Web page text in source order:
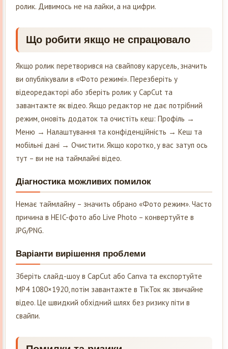
ролик. Дивимось не на лайки, а на цифри.
Що робити якщо не спрацювало
Якщо ролик перетворився на свайпову карусель, значить
ви опублікували в «Фото режимі». Перезберіть у
відеоредакторі або зберіть ролик у CapCut та
завантажте як відео. Якщо редактор не дає потрібний
режим, оновіть додаток та очистіть кеш: Профіль →
Меню → Налаштування та конфіденційність → Кеш та
мобільні дані → Очистити. Якщо коротко, у вас затуп ось
тут – ви не на таймлайні відео.
Діагностика можливих помилок
Немає таймлайну – значить обрано «Фото режим». Часто
причина в HEIC-фото або Live Photo – конвертуйте в
JPG/PNG.
Варіанти вирішення проблеми
Зберіть слайд-шоу в CapCut або Canva та експортуйте
MP4 1080×1920, потім завантажте в ТікТок як звичайне
відео. Це швидкий обхідний шлях без ризику піти в
свайпи.